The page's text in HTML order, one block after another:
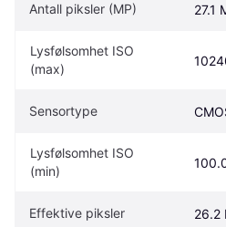
Antall piksler (MP) 27.1
Lysfølsomhet ISO
(max)
Sensortype
Lysfølsomhet ISO
(min)
Effektive piksler 26.2